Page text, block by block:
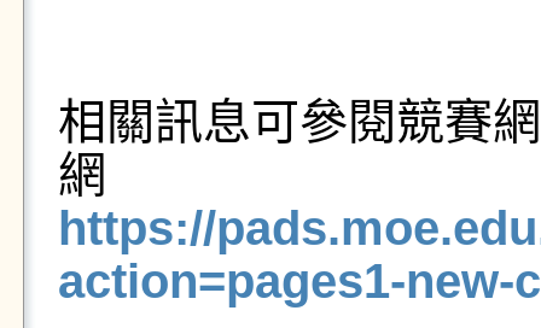
相關訊息可參閱競賽
網
https://
action=pages1-new-